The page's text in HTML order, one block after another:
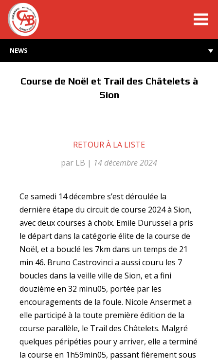
NEWS
Course de Noël et Trail des Châtelets à
Sion
RETOUR À LA LISTE
par LB | 14 décembre 2024
Ce samedi 14 décembre s’est déroulée la
dernière étape du circuit de course 2024 à Sion,
avec deux courses à choix. Emile Durussel a pris
le départ dans la catégorie élite de la course de
Noël, et a bouclé les 7km dans un temps de 21
min 46. Bruno Castrovinci a aussi couru les 7
boucles dans la veille ville de Sion, et a fini
douzième en 32 minu05, portée par les
encouragements de la foule. Nicole Ansermet a
elle participé à la toute première édition de la
course parallèle, le Trail des Châtelets. Malgré
quelques péripéties pour y arriver, elle a terminé
la course en 1h59min05, passant fièrement sous